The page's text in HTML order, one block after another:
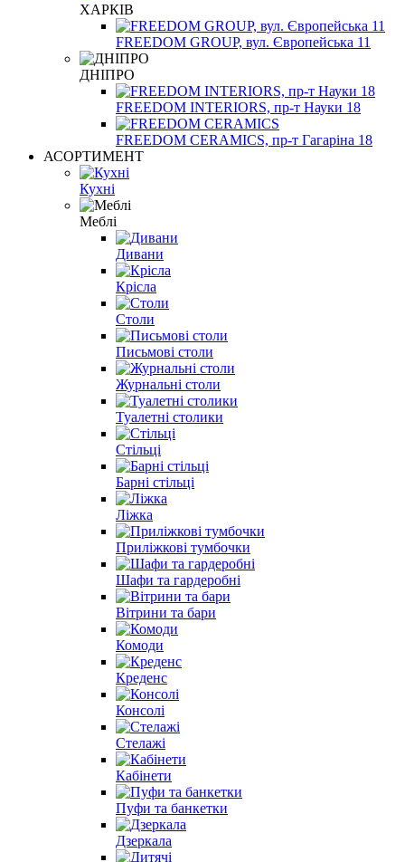
ХАРКІВ
FREEDOM GROUP, вул. Європейська 11
ДНІПРО
FREEDOM INTERIORS, пр-т Науки 18
FREEDOM CERAMICS, пр-т Гагаріна 18
АСОРТИМЕНТ
Кухні
Меблі
Дивани
Крісла
Столи
Письмові столи
Журнальні столи
Туалетні столики
Стільці
Барні стільці
Ліжка
Приліжкові тумбочки
Шафи та гардеробні
Вітрини та бари
Комоди
Креденс
Консолі
Стелажі
Кабінети
Пуфи та банкетки
Дзеркала